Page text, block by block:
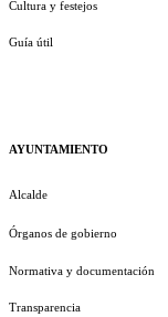
Cultura y festejos
Guía útil
AYUNTAMIENTO
Alcalde
Órganos de gobierno
Normativa y documentación
Transparencia